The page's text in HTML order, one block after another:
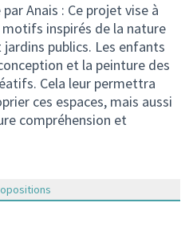
Anais : Ce projet vise à
inspirés de la nature
publics. Les enfants
et la peinture des
Cela leur permettra
ces espaces, mais aussi
compréhension et